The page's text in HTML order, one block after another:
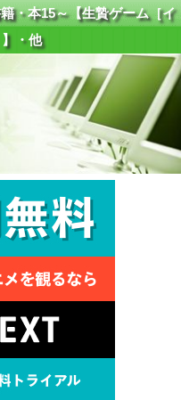
・本15～【生贄ゲーム［イ
・他